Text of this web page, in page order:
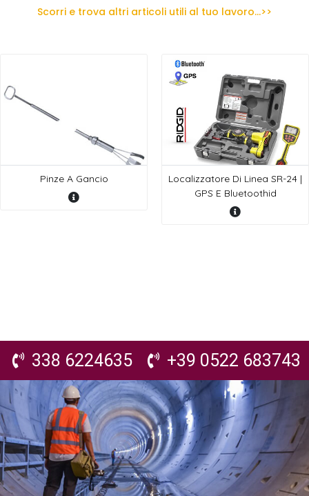
Scorri e trova altri articoli utili al tuo lavoro...>>
Pinze A Gancio
Localizzatore Di Linea SR-24 |
GPS E Bluetoothid
338 6224635 +39 0522 683743